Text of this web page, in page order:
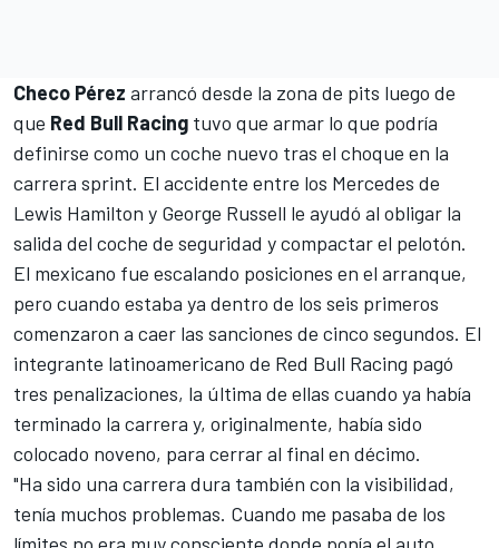
Checo Pérez arrancó desde la zona de pits luego de
que Red Bull Racing tuvo que armar lo que podría
definirse como un coche nuevo tras el choque en la
carrera sprint. El accidente entre los Mercedes de
Lewis Hamilton y George Russell le ayudó al obligar la
salida del coche de seguridad y compactar el pelotón.
El mexicano fue escalando posiciones en el arranque,
pero cuando estaba ya dentro de los seis primeros
comenzaron a caer las sanciones de cinco segundos. El
integrante latinoamericano de Red Bull Racing pagó
tres penalizaciones, la última de ellas cuando ya había
terminado la carrera y, originalmente, había sido
colocado noveno, para cerrar al final en décimo.
"Ha sido una carrera dura también con la visibilidad,
tenía muchos problemas. Cuando me pasaba de los
límites no era muy consciente donde ponía el auto.